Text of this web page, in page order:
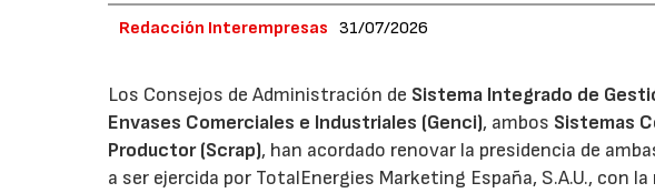
Redacción Interempresas 31/07/2026
Los Consejos de Administración de Sistema Integrado de
Envases Comerciales e Industriales (Genci), ambos Sistemas
Productor (Scrap), han acordado renovar la presidencia de
a ser ejercida por TotalEnergies Marketing España, S.A.U., con